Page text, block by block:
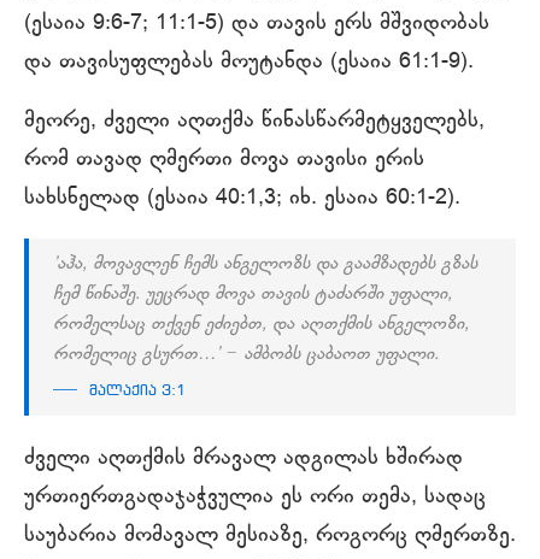
(ესაია 9:6-7; 11:1-5) და თავის ერს მშვიდობას
და თავისუფლებას მოუტანდა (ესაია 61:1-9).
მეორე, ძველი აღთქმა წინასწარმეტყველებს,
რომ თავად ღმერთი მოვა თავისი ერის
სახსნელად (ესაია 40:1,3; იხ. ესაია 60:1-2).
’აჰა, მოვავლენ ჩემს ანგელოზს და გაამზადებს გზას
ჩემ წინაშე. უეცრად მოვა თავის ტაძარში უფალი,
რომელსაც თქვენ ეძიებთ, და აღთქმის ანგელოზი,
რომელიც გსურთ…’ − ამბობს ცაბაოთ უფალი.
მალაქია 3:1
ძველი აღთქმის მრავალ ადგილას ხშირად
ურთიერთგადაჯაჭვულია ეს ორი თემა, სადაც
საუბარია მომავალ მესიაზე, როგორც ღმერთზე.